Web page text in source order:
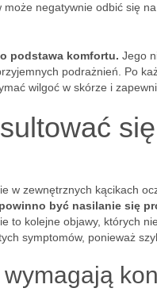
może negatywnie odbić się
podstawa komfortu. Jego
podrażnień. Po
wilgoć w skórze i
w zewnętrznych kącikach
być nasilanie się
to kolejne objawy, których
symptomów, ponieważ